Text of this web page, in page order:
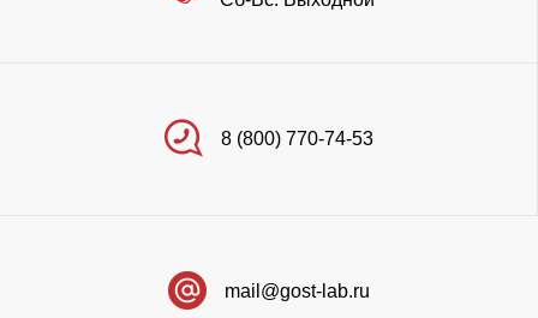
8 (800) 770-74-53
mail@gost-lab.ru